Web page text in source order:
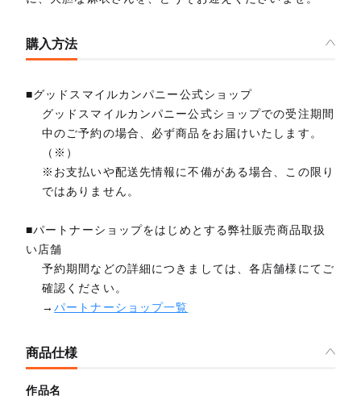
購入方法
■グッドスマイルカンパニー公式ショップ
グッドスマイルカンパニー公式ショップでの受注期間
中のご予約の場合、必ず商品をお届けいたします。
（※）
※お支払いや配送先情報に不備がある場合、この限り
ではありません。
■パートナーショップをはじめとする弊社販売商品取扱
い店舗
予約期間などの詳細につきましては、各店舗様にてご
確認ください。
→パートナーショップ一覧
商品仕様
作品名